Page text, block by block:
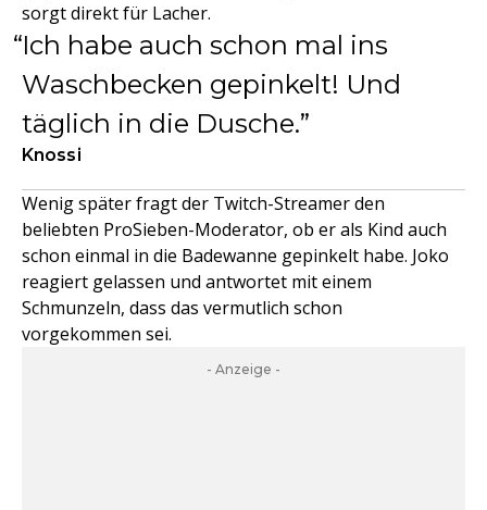
sorgt direkt für Lacher.
Ich habe auch schon mal ins
Waschbecken gepinkelt! Und
täglich in die Dusche.
Knossi
Wenig später fragt der Twitch-Streamer den
beliebten ProSieben-Moderator, ob er als Kind auch
schon einmal in die Badewanne gepinkelt habe. Joko
reagiert gelassen und antwortet mit einem
Schmunzeln, dass das vermutlich schon
vorgekommen sei.
- Anzeige -